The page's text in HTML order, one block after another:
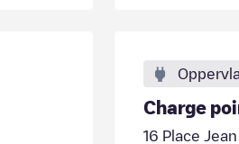
Charge
16 Place